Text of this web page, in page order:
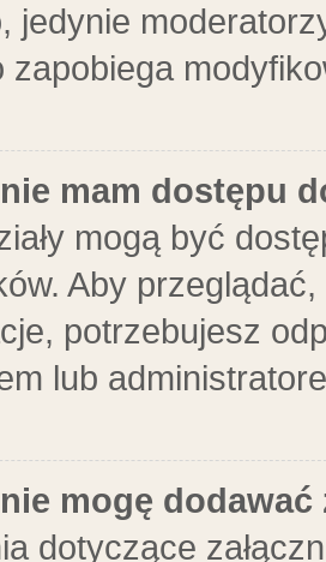
jedynie
zapobiega
mam dostępu
mogą być
Aby
potrzebujesz
lub
mogę dodawać
dotyczące